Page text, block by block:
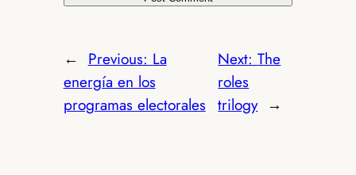
← Previous: La
energía en los
programas electorales
Next:The
roles
trilogy →